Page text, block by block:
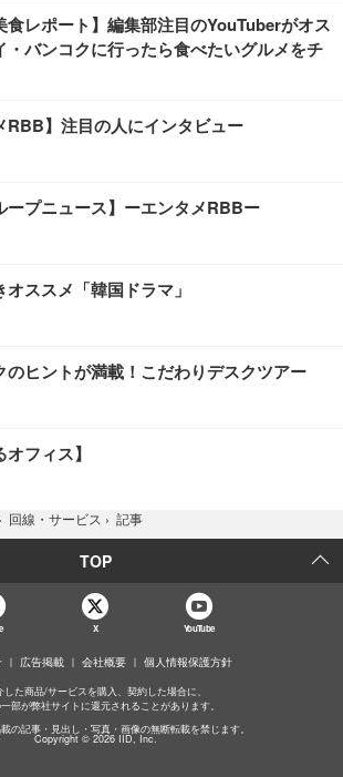
食レポート】編集部注目のYouTuberがオス
・バンコクに行ったら食べたいグルメをチ
RBB】注目の人にインタビュー
ープニュース】ーエンタメRBBー
ススメ「韓国ドラマ」
のヒントが満載！こだわりデスクツアー
オフィス】
› 回線・サービス › 記事
TOP
X YouTube
広告掲載 会社概要 個人情報保護方針
した商品/サービスを購入、契約した場合に、
部が弊社サイトに還元されることがあります。
の記事・見出し・写真・画像の無断転載を禁じます。
Copyright © 2026 IID, Inc.